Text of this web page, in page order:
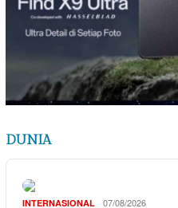
DUNIA
INTERNASIONAL 07/08/2026